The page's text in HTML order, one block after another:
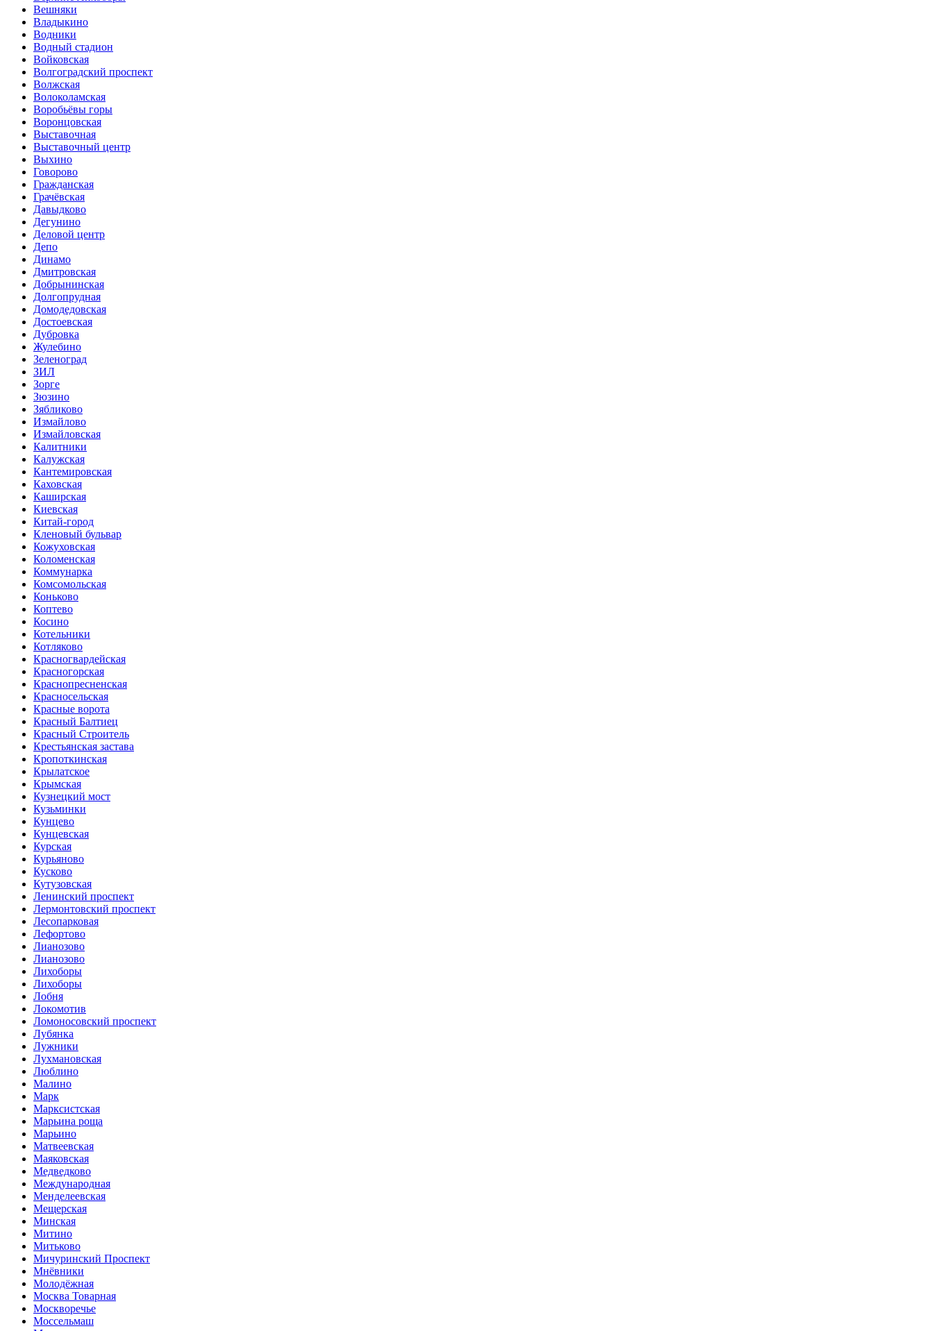
Вешняки
Владыкино
Водники
Водный стадион
Войковская
Волгоградский проспект
Волжская
Волоколамская
Воробьёвы горы
Воронцовская
Выставочная
Выставочный центр
Выхино
Говорово
Гражданская
Грачёвская
Давыдково
Дегунино
Деловой центр
Депо
Динамо
Дмитровская
Добрынинская
Долгопрудная
Домодедовская
Достоевская
Дубровка
Жулебино
Зеленоград
ЗИЛ
Зорге
Зюзино
Зябликово
Измайлово
Измайловская
Калитники
Калужская
Кантемировская
Каховская
Каширская
Киевская
Китай-город
Кленовый бульвар
Кожуховская
Коломенская
Коммунарка
Комсомольская
Коньково
Коптево
Косино
Котельники
Котляково
Красногвардейская
Красногорская
Краснопресненская
Красносельская
Красные ворота
Красный Балтиец
Красный Строитель
Крестьянская застава
Кропоткинская
Крылатское
Крымская
Кузнецкий мост
Кузьминки
Кунцево
Кунцевская
Курская
Курьяново
Кусково
Кутузовская
Ленинский проспект
Лермонтовский проспект
Лесопарковая
Лефортово
Лианозово
Лианозово
Лихоборы
Лихоборы
Лобня
Локомотив
Ломоносовский проспект
Лубянка
Лужники
Лухмановская
Люблино
Малино
Марк
Марксистская
Марьина роща
Марьино
Матвеевская
Маяковская
Медведково
Международная
Менделеевская
Мещерская
Минская
Митино
Митьково
Мичуринский Проспект
Мнёвники
Молодёжная
Москва Товарная
Москворечье
Моссельмаш